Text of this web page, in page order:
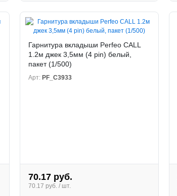
Гарнитура вкладыши Perfeo CALL
1.2м джек 3,5мм (4 pin) белый,
пакет (1/500)
Арт: PF_C3933
70.17 руб.
70.17 руб. / шт.